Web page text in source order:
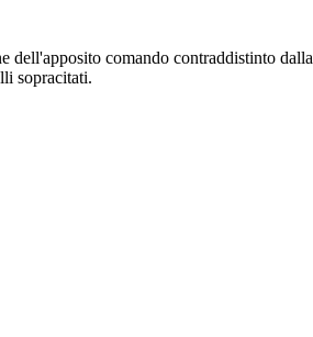
comando contraddistinto
sopracitati.